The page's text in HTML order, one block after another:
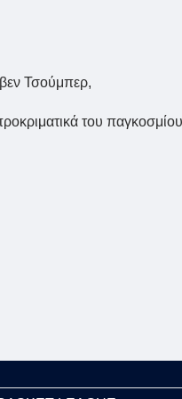
Τσούμπερ,
του παγκοσμίου